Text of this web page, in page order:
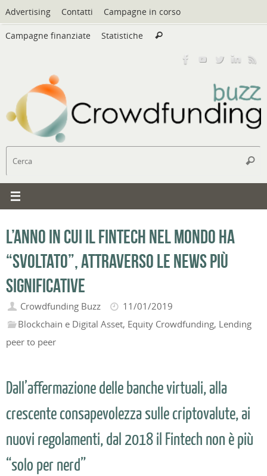
Vai
al
contenuto
Advertising Contatti Campagne in corso
Campagne finanziate Statistiche Cerca
Cerca
L’anno in cui il fintech nel mondo ha
“svoltato”, attraverso le news più
significative
Crowdfunding Buzz
11/01/2019
Blockchain e Digital Asset, Equity Crowdfunding, Lending
peer to peer
Dall’affermazione delle banche virtuali, alla
crescente consapevolezza sulle criptovalute, ai
nuovi regolamenti, dal 2018 il Fintech non è più
“solo per nerd”